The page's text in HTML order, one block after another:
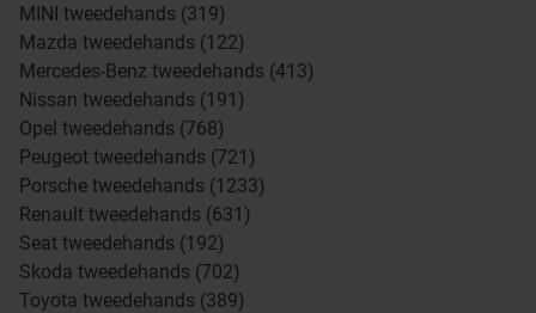
MINI tweedehands (319)
Mazda tweedehands (122)
Mercedes-Benz tweedehands (413)
Nissan tweedehands (191)
Opel tweedehands (768)
Peugeot tweedehands (721)
Porsche tweedehands (1233)
Renault tweedehands (631)
Seat tweedehands (192)
Skoda tweedehands (702)
Toyota tweedehands (389)